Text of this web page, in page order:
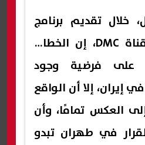
خلال تقديم برنامج
مساء DMC عبر قناة DMC، إن الخطاب
على فرضية وجود
إيران، إلا أن الواقع
العكس تمامًا، وأن
في طهران تبدو